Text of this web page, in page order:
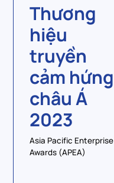
Thương
hiệu
truyền
cảm hứng
châu Á
2023
Asia Pacific Enterprise
Awards (APEA)